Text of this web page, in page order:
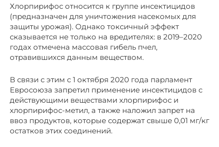
Хлорпирифос относится к группе инсектицидов
(предназначен для уничтожения насекомых для
защиты урожая). Однако токсичный эффект
сказывается не только на вредителях: в 2019–2020
годах отмечена массовая гибель пчел,
отравившихся данным веществом.
В связи с этим с 1 октября 2020 года парламент
Евросоюза запретил применение инсектицидов с
действующими веществами хлорпирифос и
хлорпирифос-метил, а также наложил запрет на
ввоз продуктов, которые содержат свыше 0,01 мг/кг
остатков этих соединений.